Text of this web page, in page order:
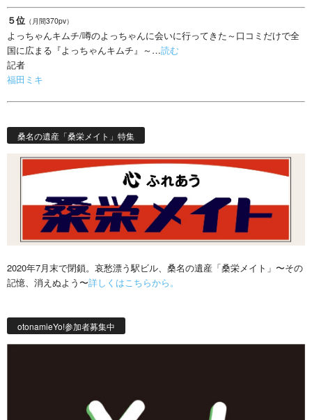
５位 （月間370pv）
よっちゃんキムチ/噂のよっちゃんに会いに行ってきた～口コミだけで全
国に広まる『よっちゃんキムチ』～…読む
記者
福田ミキ
桑名の遺産「桑栄メイト」特集
2020年7月末で閉鎖。哀愁漂う駅ビル、桑名の遺産「桑栄メイト」〜その
記憶、消えぬよう〜詳しくはこちらから。
otonamieYo!参加者募集中